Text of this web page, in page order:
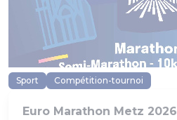
Sport Compétition-tournoi
Euro Marathon Metz 2026